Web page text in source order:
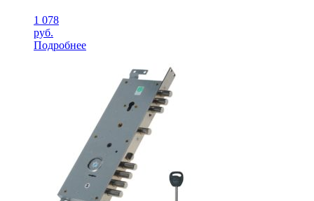
1 078
руб.
Подробнее